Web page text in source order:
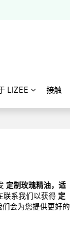
LIZEE 接触
定制玫瑰精油，适
联系我们以获得 定
们会为您提供更好的